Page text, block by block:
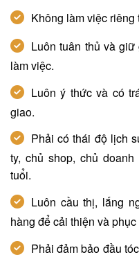
Không làm việc riêng
Luôn tuân thủ và
làm việc.
Luôn ý thức và có
giao.
Phải có thái độ lịch
ty, chủ shop, chủ
tuổi.
Luôn cầu thị, lắng
hàng để cải thiện và phục
Phải đảm bảo đầu